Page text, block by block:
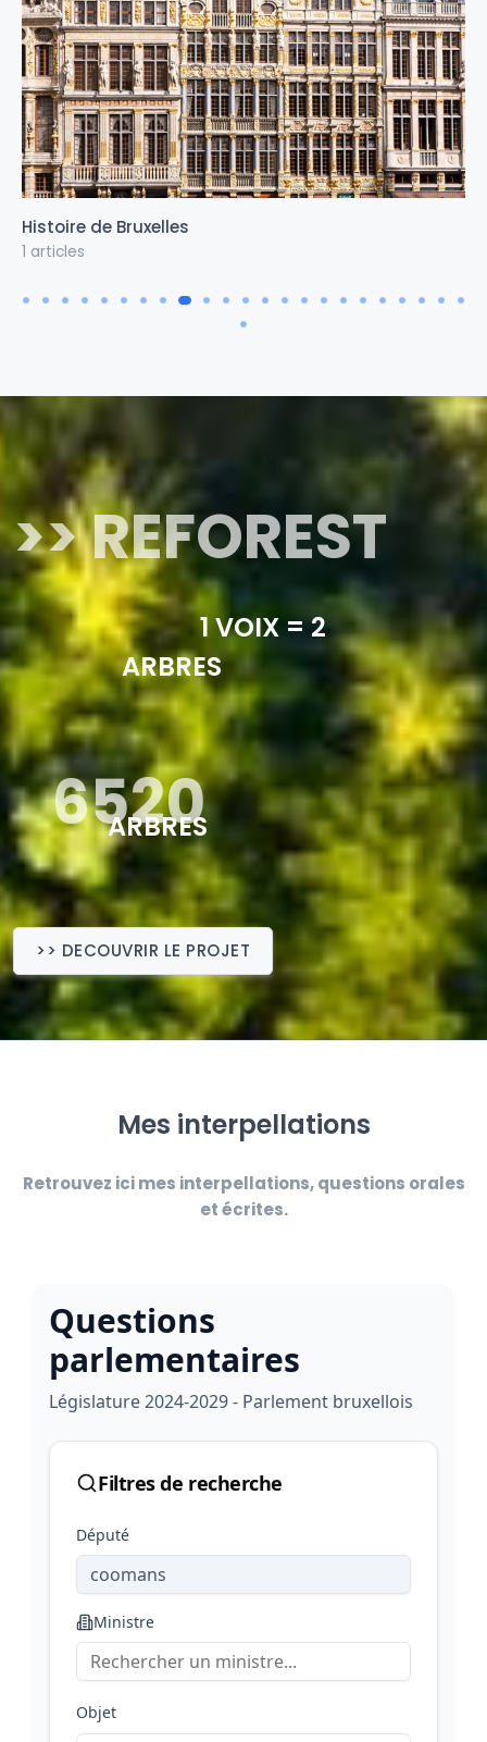
Histoire de Bruxelles
1 articles
>> REFOREST
1 VOIX = 2
ARBRES
6520
ARBRES
>> DECOUVRIR LE PROJET
Mes interpellations
Retrouvez ici mes interpellations, questions orales
et écrites.